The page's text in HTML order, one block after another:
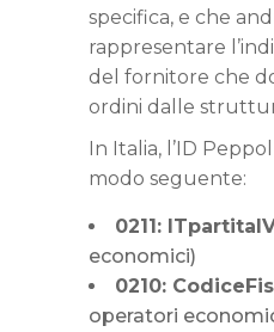
specifica, e che
rappresentare
del fornitore che
ordini dalle
In Italia, l’ID
modo seguente:
0211:
economici)
0210:
operatori